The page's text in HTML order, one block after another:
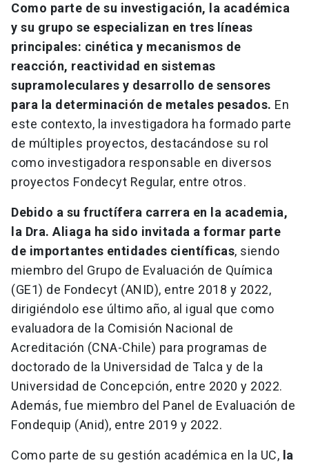
Como parte de su investigación, la académica
y su grupo se especializan en tres líneas
principales: cinética y mecanismos de
reacción, reactividad en sistemas
supramoleculares y desarrollo de sensores
para la determinación de metales pesados. En
este contexto, la investigadora ha formado parte
de múltiples proyectos, destacándose su rol
como investigadora responsable en diversos
proyectos Fondecyt Regular, entre otros.
Debido a su fructífera carrera en la academia,
la Dra. Aliaga ha sido invitada a formar parte
de importantes entidades científicas, siendo
miembro del Grupo de Evaluación de Química
(GE1) de Fondecyt (ANID), entre 2018 y 2022,
dirigiéndolo ese último año, al igual que como
evaluadora de la Comisión Nacional de
Acreditación (CNA-Chile) para programas de
doctorado de la Universidad de Talca y de la
Universidad de Concepción, entre 2020 y 2022.
Además, fue miembro del Panel de Evaluación de
Fondequip (Anid), entre 2019 y 2022.
Como parte de su gestión académica en la UC, la